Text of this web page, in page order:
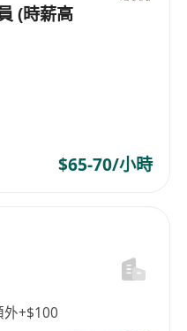
(時薪高
$65-70/小時
+$100